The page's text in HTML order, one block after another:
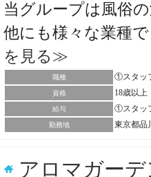
当グループは風俗
他にも様々な業種
を見る≫
職種 ①スタッ
資格 18歳以上
給与 ①スタッ
勤務地 東京都品
アロマガー